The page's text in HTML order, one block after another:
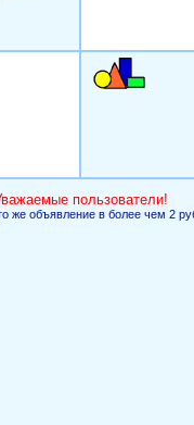
пользователи!
же объявление в более чем 2